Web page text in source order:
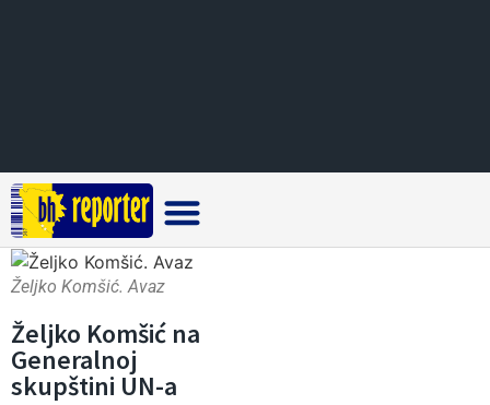
Željko Komšić. Avaz
Željko Komšić na
Generalnoj
skupštini UN-a